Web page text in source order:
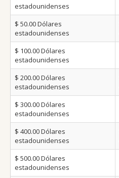
estadounidenses
$ 50.00Dólares
estadounidenses
$ 100.00Dólares
estadounidenses
$ 200.00Dólares
estadounidenses
$ 300.00Dólares
estadounidenses
$ 400.00Dólares
estadounidenses
$ 500.00Dólares
estadounidenses